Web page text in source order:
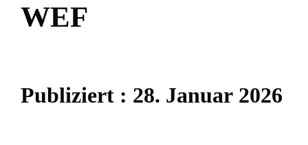
WEF
Publiziert : 28. Januar 2026